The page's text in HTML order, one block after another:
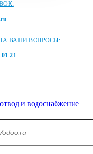
ВАШИ ВОПРОСЫ:
01-21